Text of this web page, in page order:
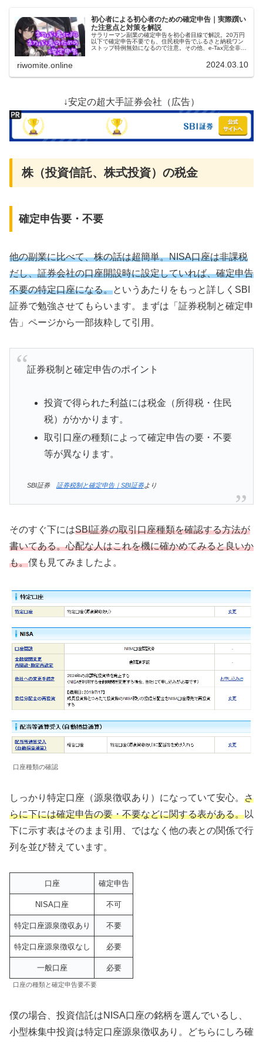
初心者による初心者のための確定申告｜実際躓い
た注意点と対策を解説
サラリーマン副業の確定申告を初心者目線で解説。20万円
以下で確定申告不要でも、住民税申告でふるさと納税ワン
ストップ特例無効になるので注意。その他、e-Tax完全非対
riwomite.online 2024.03.10
↓安定の超大手証券会社（広告）
株（投資信託、株式投資）の税金
確定申告要・不要
他の副業に比べて、株の話は超簡単。NISA口座は非課税
だし、証券会社の口座開設時に設定していれば、確定申告
不要の特定口座になる。というあたりをもっと詳しくSBI
証券で勉強させてもらいます。まずは「証券税制と確定申
告」ページから一部抜粋して引用。
証券税制と確定申告のポイント
投資で得られた利益には税金（所得税・住民
税）がかかります。
取引口座の種類によって確定申告の要・不要
等が異なります。
SBI証券 証券税制と確定申告｜SBI証券より
そのすぐ下にはSBI証券の取引口座種類を確認する方法が
書いてある。心配な人はこれを機に確かめてみると良いか
も。僕も見てみましたよ。
口座種類の確認
しっかり特定口座（源泉徴収あり）になっていて安心。 さ
らに下には確定申告の要・不要などに関する表がある。以
下に示す表はそのまま引用、ではなく他の表との関係で行
列を並び替えています。
口座 確定申告
NISA口座 不可
特定口座源泉徴収あり 不要
特定口座源泉徴収なし 必要
一般口座 必要
口座の種類と確定申告要不要
僕の場合、投資信託はNISA口座の銘柄を選んでいるし、
小型株集中投資は特定口座源泉徴収あり。どちらにしろ確